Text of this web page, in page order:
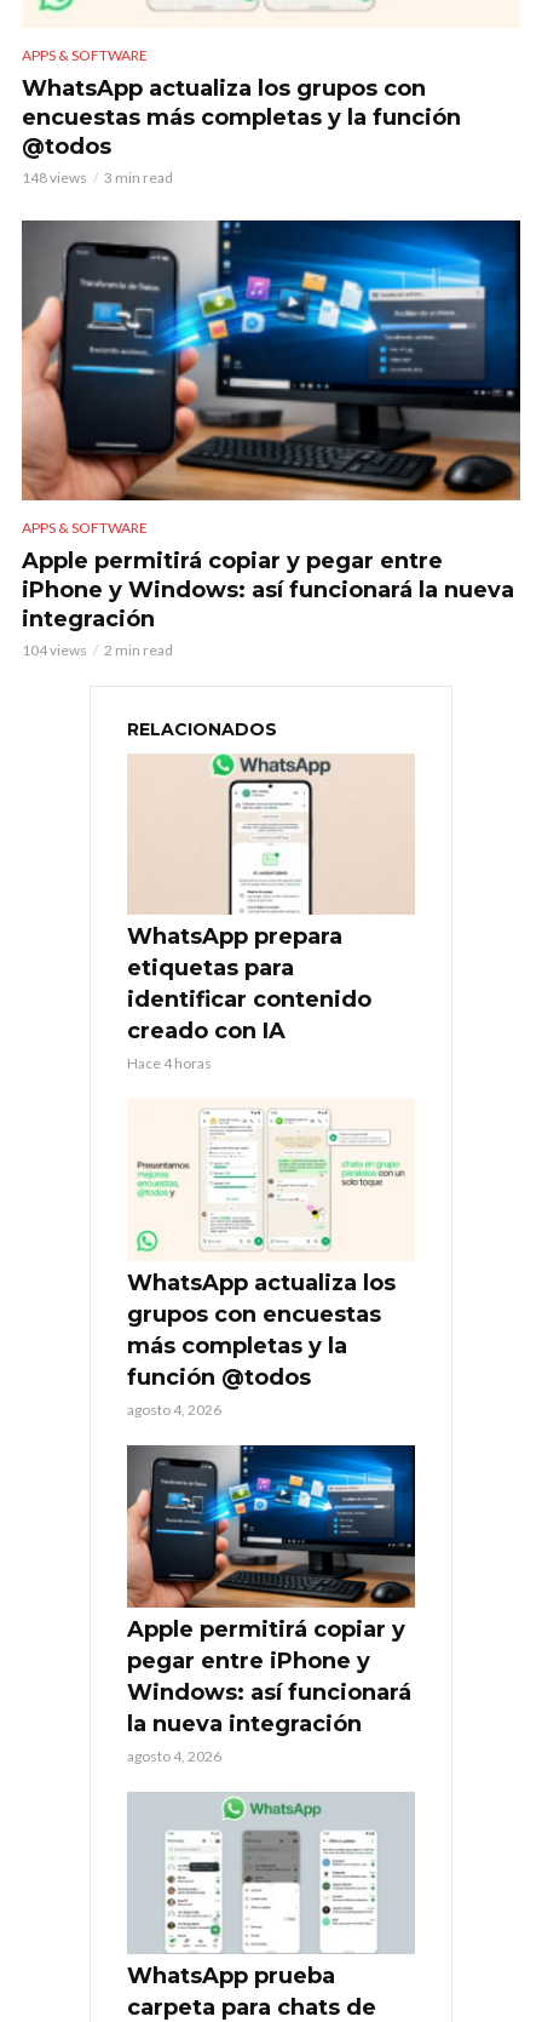
APPS & SOFTWARE
WhatsApp actualiza los grupos con
encuestas más completas y la función
@todos
148 views 3 min read
APPS & SOFTWARE
Apple permitirá copiar y pegar entre
iPhone y Windows: así funcionará la nueva
integración
104 views 2 min read
RELACIONADOS
WhatsApp prepara
etiquetas para
identificar contenido
creado con IA
Hace 4 horas
WhatsApp actualiza los
grupos con encuestas
más completas y la
función @todos
agosto 4, 2026
Apple permitirá copiar y
pegar entre iPhone y
Windows: así funcionará
la nueva integración
agosto 4, 2026
WhatsApp prueba
carpeta para chats de